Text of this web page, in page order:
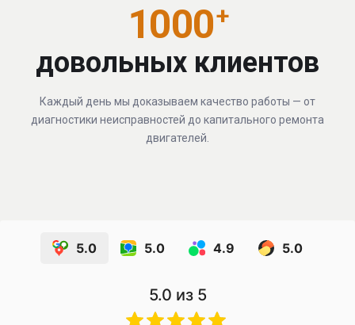
1000+
довольных клиентов
Каждый день мы доказываем качество работы — от
диагностики неисправностей до капитального ремонта
двигателей.
5.0 5.0 4.9 5.0
5.0 из 5